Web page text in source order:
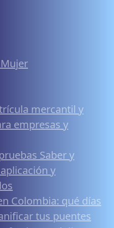
mercantil y
empresas y
Saber y
y
Colombia: qué días
tus puentes